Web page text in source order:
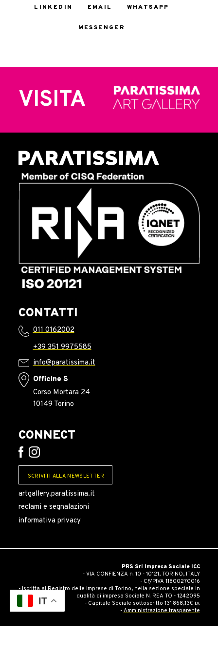
LINKEDIN EMAIL WHATSAPP
MESSENGER
VISITA
CONTATTI
011 0162002
+39 351 9975585
info@paratissima.it
Officine S
Corso Mortara 24
10149 Torino
CONNECT
ISCRIVITI ALLA NEWSLETTER
artgallery.paratissima.it
reclami e segnalazioni
informativa privacy
PRS Srl Impresa Sociale ICC
- VIA CONFIENZA n. 10 - 10121, TORINO, ITALY
- CF/PIVA 11800270016
- Iscritta al Registro delle imprese di Torino, nella sezione speciale in
qualità di impresa Sociale N. REA TO - 1242095
- Capitale Sociale sottoscritto 131.868,13€ i.v.
- Amministrazione trasparente
IT